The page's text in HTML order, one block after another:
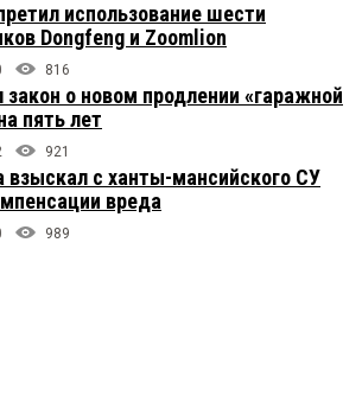
использование шести
Dongfeng и Zoomlion
816
о новом продлении «гаражной
пять лет
921
с ханты-мансийского СУ
вреда
989